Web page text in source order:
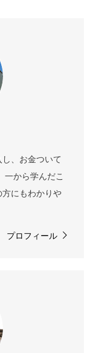
、お金ついて
一から学んだこ
にもわかりや
プロフィール